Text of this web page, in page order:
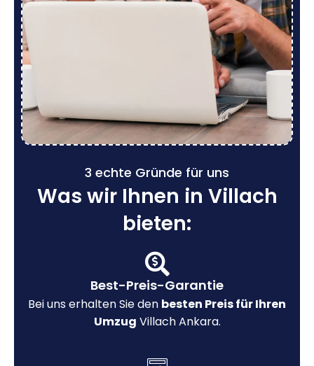
3 echte Gründe für uns
Was wir Ihnen in Villach
bieten:
Best-Preis-Garantie
Bei uns erhalten Sie den besten Preis für Ihren
Umzug Villach Ankara.